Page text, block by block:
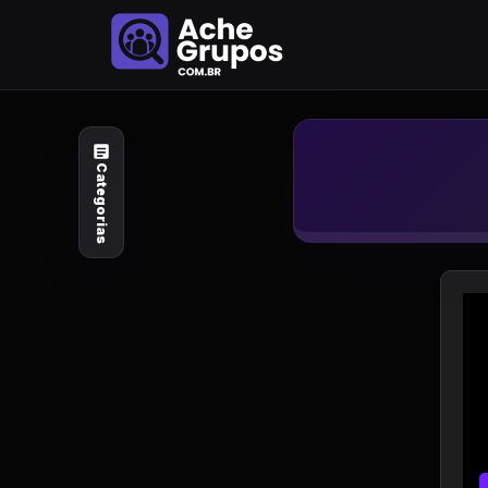
Explore por
assunto
Animais e Natureza
Arte e Design
Categorias